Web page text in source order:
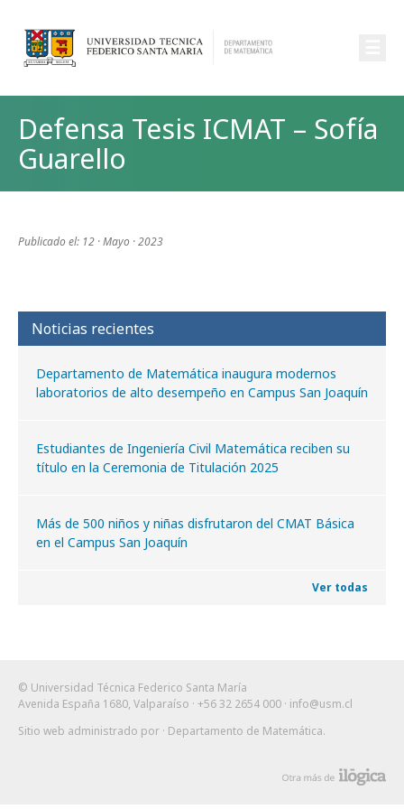
Defensa Tesis ICMAT – Sofía
Guarello
Publicado el: 12 · Mayo · 2023
Noticias recientes
Departamento de Matemática inaugura modernos
laboratorios de alto desempeño en Campus San Joaquín
Estudiantes de Ingeniería Civil Matemática reciben su
título en la Ceremonia de Titulación 2025
Más de 500 niños y niñas disfrutaron del CMAT Básica
en el Campus San Joaquín
Ver todas
© Universidad Técnica Federico Santa María
Avenida España 1680, Valparaíso · +56 32 2654 000 · info@usm.cl
Sitio web administrado por · Departamento de Matemática.